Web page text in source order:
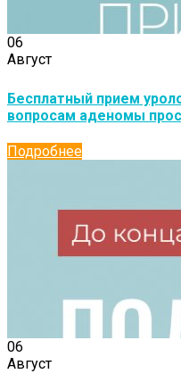
06
Август
Бесплатный прием
вопросам аденомы
Подробнее
06
Август